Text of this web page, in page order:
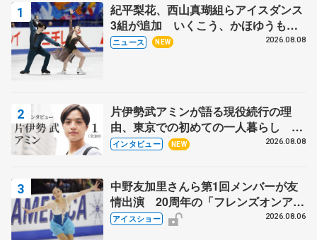
紀平梨花、西山真瑚組らアイスダンス
3組が追加 いくこう、かほゆうも、
木下グループ杯
ニュース NEW 2026.08.08
片伊勢武アミンが語る現役続行の理
由、東京での初めての一人暮らし 注
目スケーターの「今」に迫る
インタビュー NEW 2026.08.08
中野友加里さんら第1回メンバーが友
情出演 20周年の「フレンズオンアイ
ス」 宮本賢二さん、有川梨絵さん、
アイスショー 2026.08.06